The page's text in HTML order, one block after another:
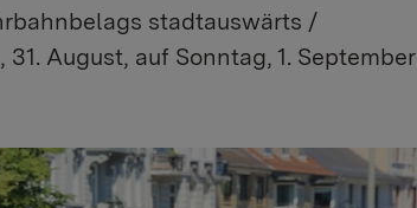
stadtauswärts /
August, auf Sonntag, 1. September